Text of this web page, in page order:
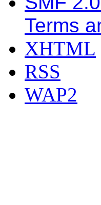
Terms
XHTML
RSS
WAP2